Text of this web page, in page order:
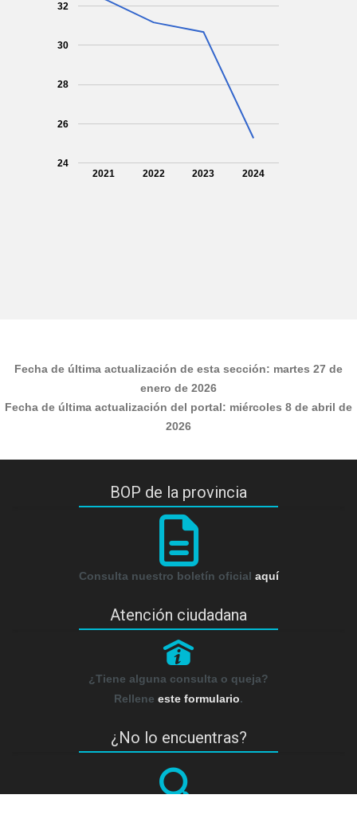
2021 2022 2023 2024
24
26
28
30
32
Fecha de última actualización de esta sección: martes 27 de
enero de 2026
Fecha de última actualización del portal: miércoles 8 de abril de
2026
BOP de la provincia
Consulta nuestro boletín oficial aquí
Atención ciudadana
P
¿Tiene alguna consulta o queja?
Rellene este formulario.
¿No lo encuentras?